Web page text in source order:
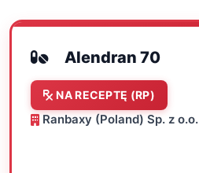
Alendran 70
NA RECEPTĘ (RP)
Ranbaxy (Poland) Sp. z o.o.